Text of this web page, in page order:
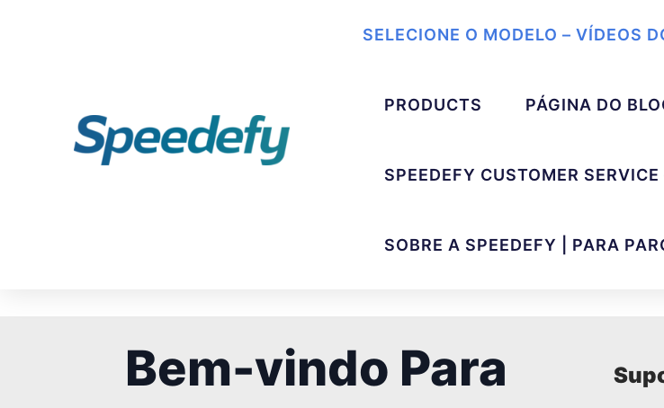
SELECIONE O MODELO – VÍDEOS
PRODUCTS PÁGINA DO
SPEEDEFY CUSTOMER
SOBRE A SPEEDEFY | PARA
Bem-vindo Para